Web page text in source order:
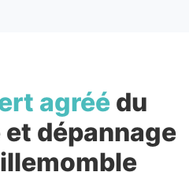
agréé du
dépannage